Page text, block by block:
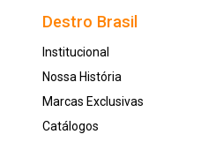
Destro Brasil
Institucional
Nossa História
Marcas Exclusivas
Catálogos